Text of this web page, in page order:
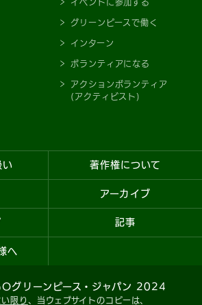
イベントに参加する
グリーンピースで働く
インターン
ボランティアになる
アクションボランティア
(アクティビスト)
い 著作権について
アーカイブ
記事
へ
グリーンピース・ジャパン 2024
限り 、当ウェブサイトのコピーは、